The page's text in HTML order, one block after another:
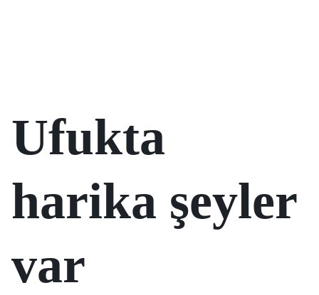
Ufukta
harika şeyler
var